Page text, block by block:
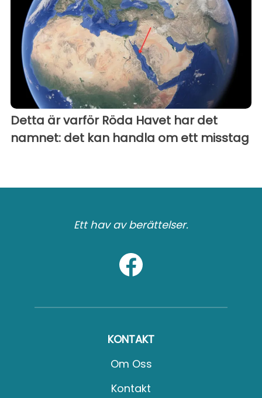
Detta är varför Röda Havet har det
namnet: det kan handla om ett misstag
Ett hav av berättelser.
KONTAKT
Om Oss
Kontakt